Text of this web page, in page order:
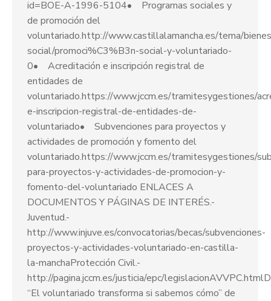
id=BOE-A-1996-5104• Programas sociales y
de promoción del
voluntariado.http://www.castillalamancha.es/tema/
social/promoci%C3%B3n-social-y-voluntariado-
0• Acreditación e inscripción registral de
entidades de
voluntariado.https://www.jccm.es/tramitesygestiones/
e-inscripcion-registral-de-entidades-de-
voluntariado• Subvenciones para proyectos y
actividades de promoción y fomento del
voluntariado.https://www.jccm.es/tramitesygestiones/
para-proyectos-y-actividades-de-promocion-y-
fomento-del-voluntariado ENLACES A
DOCUMENTOS Y PÁGINAS DE INTERÉS.-
Juventud.-
http://www.injuve.es/convocatorias/becas/subvenciones-
proyectos-y-actividades-voluntariado-en-castilla-
la-manchaProtección Civil.-
http://pagina.jccm.es/justicia/epc/
“El voluntariado transforma si sabemos cómo” de